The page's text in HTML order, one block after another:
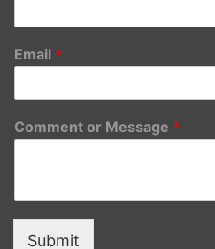
Email *
Comment or Message *
Submit